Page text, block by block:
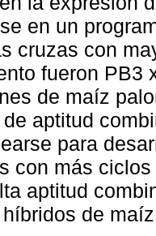
en un
cruzas con
fueron PB3
de maíz
aptitud
para
con más
aptitud
de